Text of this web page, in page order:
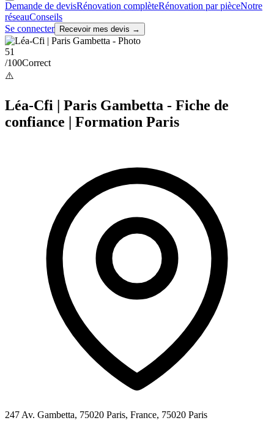
Demande de devisRénovation complèteRénovation par pièceNotre
réseauConseils
Se connecter
Recevoir mes devis →
51
/100Correct
⚠️
Léa-Cfi | Paris Gambetta - Fiche de
confiance | Formation Paris
247 Av. Gambetta, 75020 Paris, France, 75020 Paris